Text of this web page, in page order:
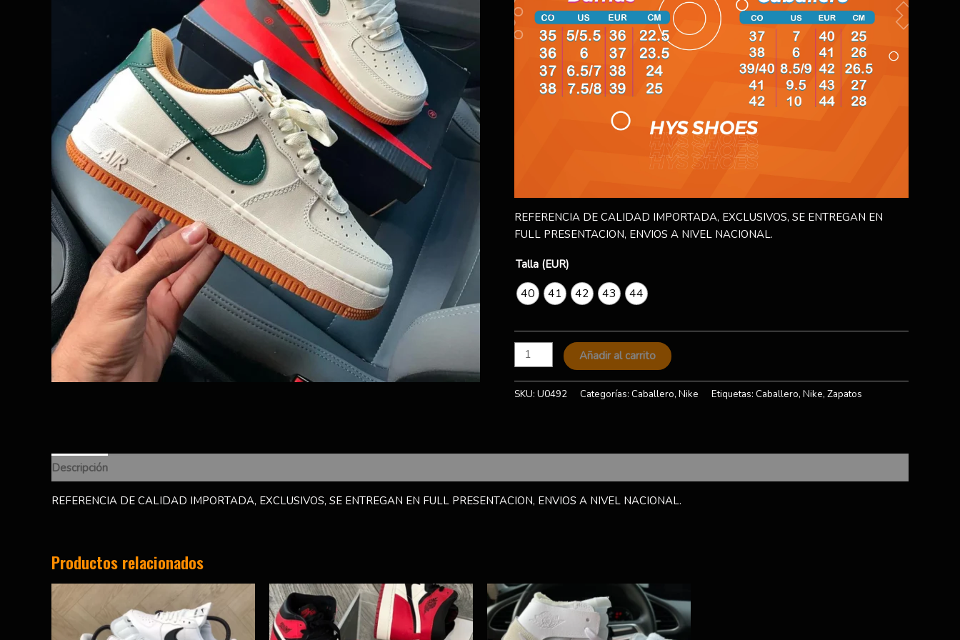
REFERENCIA DE CALIDAD IMPORTADA, EXCLUSIVOS, SE ENTREGAN EN
FULL PRESENTACION, ENVIOS A NIVEL NACIONAL.
Talla (EUR)
40 41 42 43 44
Añadir al carrito
SKU: U0492 Categorías: Caballero, Nike Etiquetas: Caballero, Nike, Zapatos
Descripción
REFERENCIA DE CALIDAD IMPORTADA, EXCLUSIVOS, SE ENTREGAN EN FULL PRESENTACION, ENVIOS A NIVEL NACIONAL.
Productos relacionados